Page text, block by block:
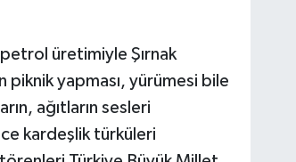
üretimiyle Şırnak
piknik yapması, yürümesi bile
ağıtların sesleri
kardeşlik türküleri